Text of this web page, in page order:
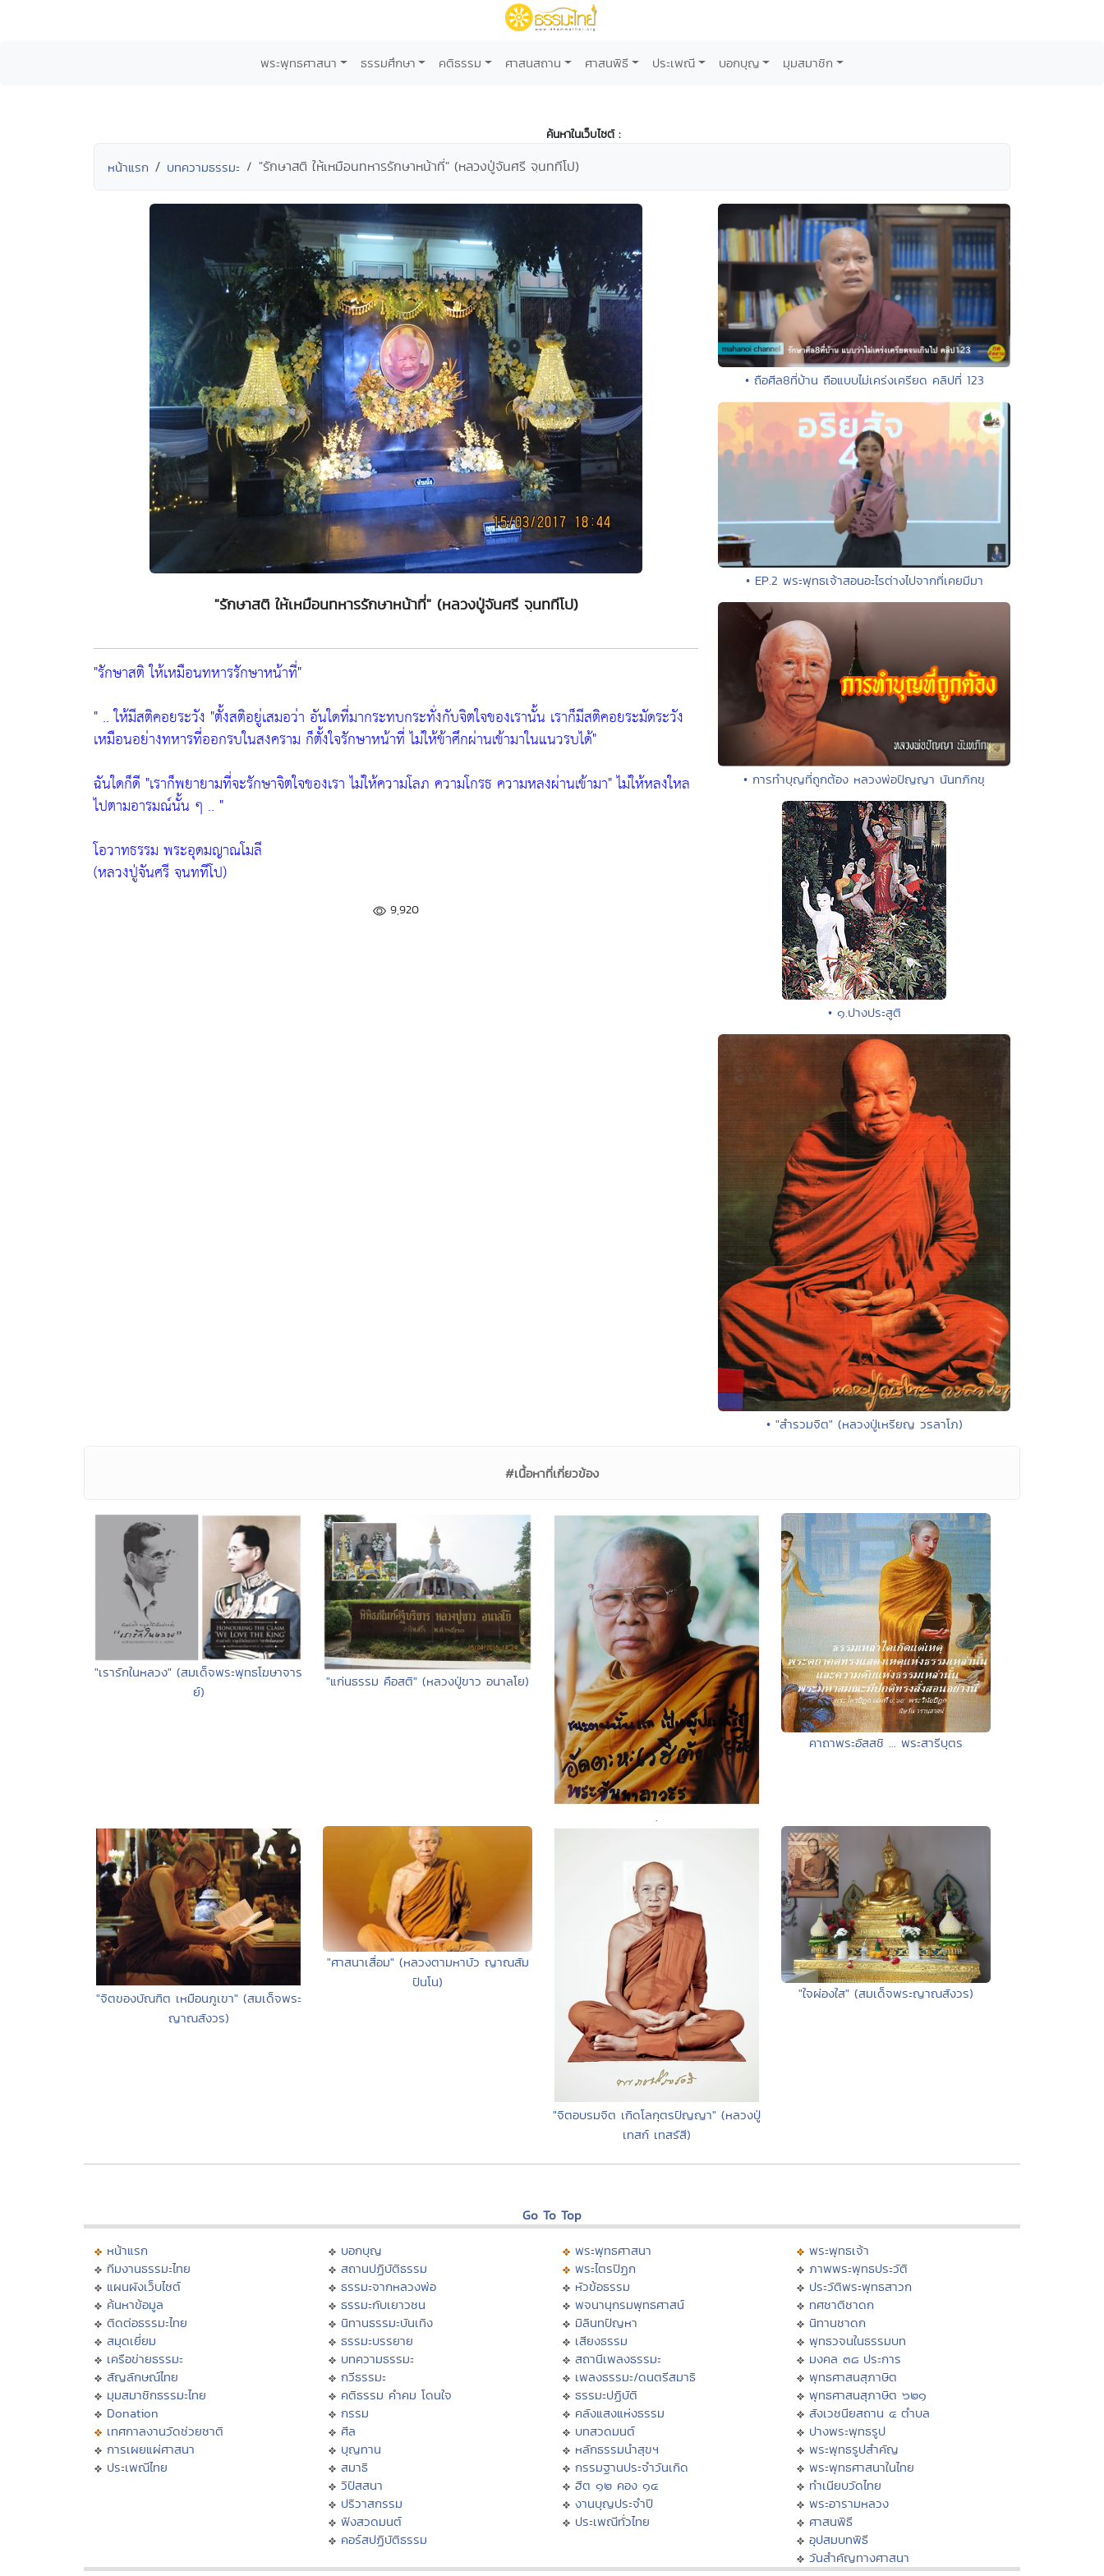
พระพุทธศาสนา ธรรมศึกษา คติธรรม ศาสนสถาน ศาสนพิธี ประเพณี บอกบุญ มุมสมาชิก
ค้นหาในเว็บไซต์ :
หน้าแรก บทความธรรมะ "รักษาสติ ให้เหมือนทหารรักษาหน้าที่" (หลวงปู่จันศรี จฺนททีโป)
"รักษาสติ ให้เหมือนทหารรักษาหน้าที่" (หลวงปู่จันศรี จฺนททีโป)
"รักษาสติ ให้เหมือนทหารรักษาหน้าที่"
" .. ให้มีสติคอยระวัง "ตั้งสติอยู่เสมอว่า อันใดที่มากระทบกระทั่งกับจิตใจของเรานั้น เราก็มีสติคอยระมัดระวัง
เหมือนอย่างทหารที่ออกรบในสงคราม ก็ตั้งใจรักษาหน้าที่ ไม่ให้ข้าศึกผ่านเข้ามาในแนวรบได้"
ฉันใดก็ดี "เราก็พยายามที่จะรักษาจิตใจของเรา ไม่ให้ความโลภ ความโกรธ ความหลงผ่านเข้ามา"ไม่ให้หลงใหล
ไปตามอารมณ์นั้น ๆ .. "
โอวาทธรรม พระอุดมญาณโมลี
(หลวงปู่จันศรี จฺนททีโป)
9,920
• ถือศีล8ที่บ้าน ถือแบบไม่เคร่งเครียด คลิปที่ 123
• EP.2 พระพุทธเจ้าสอนอะไรต่างไปจากที่เคยมีมา
• การทำบุญที่ถูกต้อง หลวงพ่อปัญญา นันทภิกขุ
• ๑.ปางประสูติ
• "สำรวมจิต" (หลวงปู่เหรียญ วรลาโภ)
#เนื้อหาที่เกี่ยวข้อง
"เรารักในหลวง" (สมเด็จพระพุทธโฆษาจาร
ย์)
"แก่นธรรม คือสติ" (หลวงปู่ขาว อนาลโย)
.
คาถาพระอัสสชิ ... พระสารีบุตร
"จิตของบัณฑิต เหมือนภูเขา" (สมเด็จพระ
ญาณสังวร)
"ศาสนาเสื่อม" (หลวงตามหาบัว ญาณสัม
ปันโน)
"จิตอบรมจิต เกิดโลกุตรปัญญา" (หลวงปู่
เทสก์ เทสรัสี)
"ใจผ่องใส" (สมเด็จพระญาณสังวร)
Go To Top
หน้าแรก
ทีมงานธรรมะไทย
แผนผังเว็บไซต์
ค้นหาข้อมูล
ติดต่อธรรมะไทย
สมุดเยี่ยม
เครือข่ายธรรมะ
สัญลักษณ์ไทย
มุมสมาชิกธรรมะไทย
Donation
เทศกาลงานวัดช่วยชาติ
การเผยแผ่ศาสนา
ประเพณีไทย
บอกบุญ
สถานปฏิบัติธรรม
ธรรมะจากหลวงพ่อ
ธรรมะกับเยาวชน
นิทานธรรมะบันเทิง
ธรรมะบรรยาย
บทความธรรมะ
กวีธรรมะ
คติธรรม คำคม โดนใจ
กรรม
ศีล
บุญทาน
สมาธิ
วิปัสสนา
ปริวาสกรรม
ฟังสวดมนต์
คอร์สปฏิบัติธรรม
พระพุทธศาสนา
พระไตรปิฏก
หัวข้อธรรม
พจนานุกรมพุทธศาสน์
มิลินทปัญหา
เสียงธรรม
สถานีเพลงธรรมะ
เพลงธรรมะ/ดนตรีสมาธิ
ธรรมะปฏิบัติ
คลังแสงแห่งธรรม
บทสวดมนต์
หลักธรรมนำสุขฯ
กรรมฐานประจำวันเกิด
ฮีต ๑๒ คอง ๑๔
งานบุญประจำปี
ประเพณีทั่วไทย
พระพุทธเจ้า
ภาพพระพุทธประวัติ
ประวัติพระพุทธสาวก
ทศชาติชาดก
นิทานชาดก
พุทธวจนในธรรมบท
มงคล ๓๘ ประการ
พุทธศาสนสุภาษิต
พุทธศาสนสุภาษิต ๖๒๑
สังเวชนียสถาน ๔ ตำบล
ปางพระพุทธรูป
พระพุทธรูปสำคัญ
พระพุทธศาสนาในไทย
ทำเนียบวัดไทย
พระอารามหลวง
ศาสนพิธี
อุปสมบทพิธี
วันสำคัญทางศาสนา